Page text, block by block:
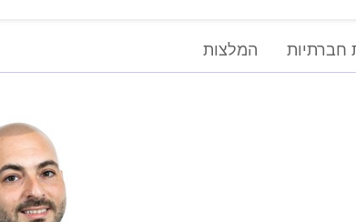
חברתיות המלצות